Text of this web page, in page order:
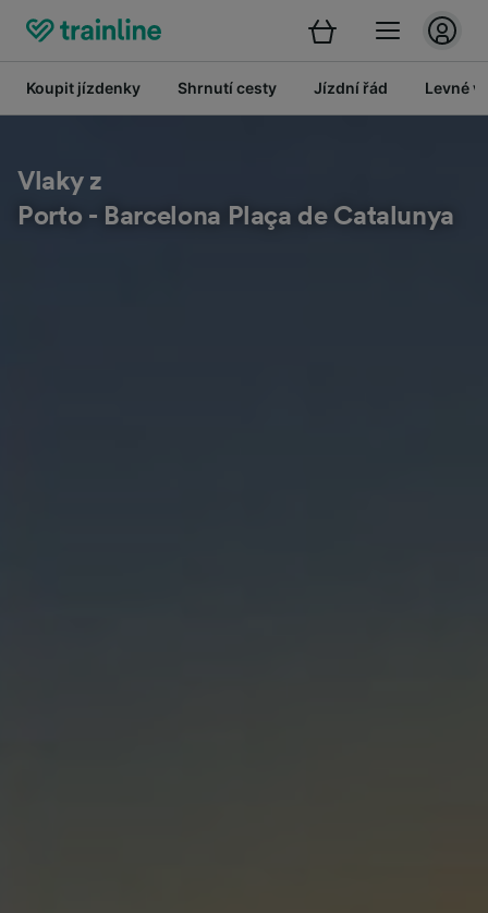
Koupit jízdenky Shrnutí cesty Jízdní řád Levné
Vlaky z
Porto - Barcelona Plaça de Catalunya